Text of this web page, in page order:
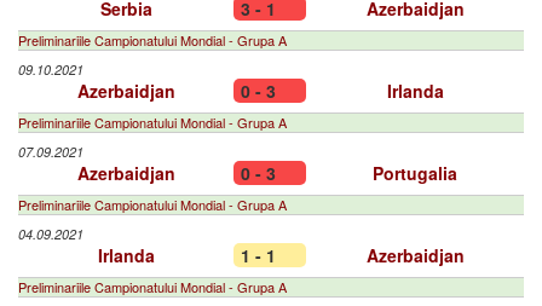
Serbia 3 - 1 Azerbaidjan
Preliminariile Campionatului Mondial - Grupa A
09.10.2021
Azerbaidjan 0 - 3 Irlanda
Preliminariile Campionatului Mondial - Grupa A
07.09.2021
Azerbaidjan 0 - 3 Portugalia
Preliminariile Campionatului Mondial - Grupa A
04.09.2021
Irlanda 1 - 1 Azerbaidjan
Preliminariile Campionatului Mondial - Grupa A